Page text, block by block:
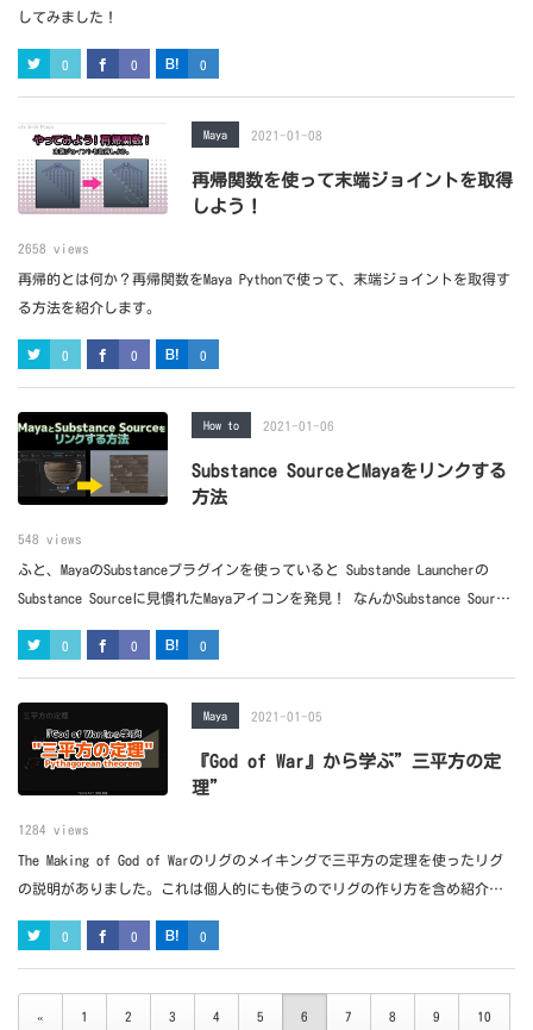
してみました！
0 0 0
Maya 2021-01-08
再帰関数を使って末端ジョイントを取得
しよう！
2658 views
再帰的とは何か？再帰関数をMaya Pythonで使って、末端ジョイントを取得す
る方法を紹介します。
0 0 0
How to 2021-01-06
Substance SourceとMayaをリンクする
方法
548 views
ふと、MayaのSubstanceプラグインを使っていると Substande Launcherの
Substance Sourceに見慣れたMayaアイコンを発見！ なんかSubstance Source
0 0 0
Maya 2021-01-05
『God of War』から学ぶ”三平方の定
理”
1284 views
The Making of God of Warのリグのメイキングで三平方の定理を使ったリグ
の説明がありました。これは個人的にも使うのでリグの作り方を含め紹介し
0 0 0
« 1 2 3 4 5 6 7 8 9 10